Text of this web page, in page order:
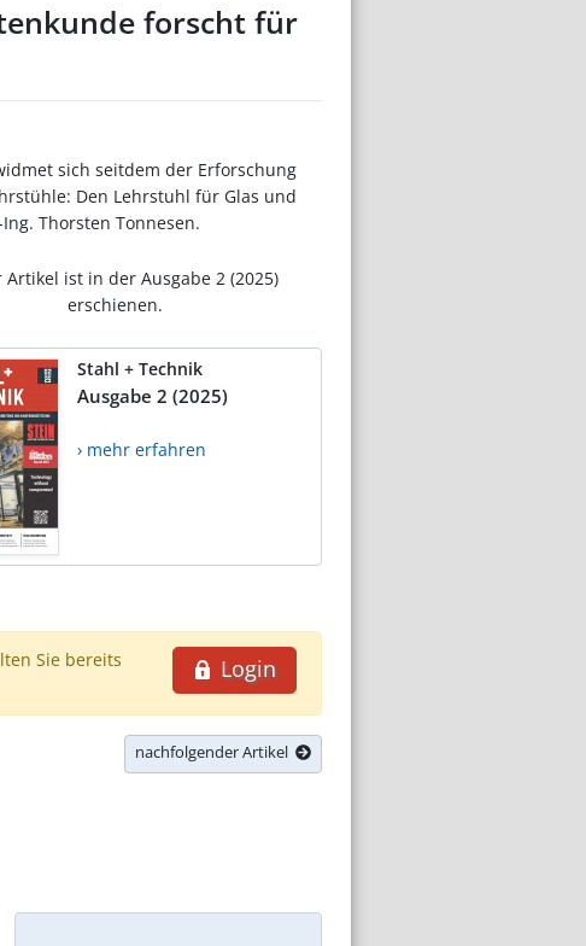
forscht für
sich seitdem der Erforschung
Den Lehrstuhl für Glas und
Thorsten Tonnesen.
Artikel ist in der Ausgabe 2 (2025)
erschienen.
Stahl + Technik
Ausgabe 2 (2025)
› mehr erfahren
Login
Sie bereits
nachfolgender Artikel